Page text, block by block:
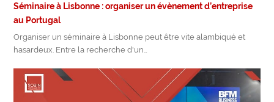
Séminaire à Lisbonne : organiser un évènement d’entreprise
au Portugal
Organiser un séminaire à Lisbonne peut être vite alambiqué et
hasardeux. Entre la recherche d'un…